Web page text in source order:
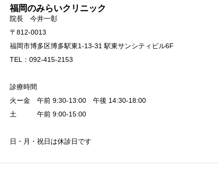
福岡のみらいクリニック
院長 今井一彰
〒812-0013
福岡市博多区博多駅東1-13-31 駅東サンシティビル6F
TEL：092-415-2153
診療時間
火ー金 午前 9:30-13:00 午後 14:30-18:00
土 午前 9:00-15:00
日・月・祝日は休診日です